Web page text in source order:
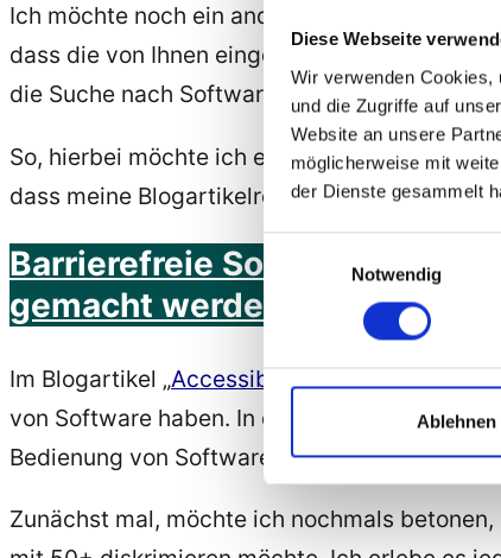
Diese Webseite
Wir verwenden Cookies,
und die Zugriffe auf
Website an unsere
möglicherweise mit
der Dienste gesammelt
Einwilligungsauswahl
Notwendig
Ablehnen
Ich möchte noch ein anderes
ins
dass die von Ihnen eingesetzte Software
die Suche nach Software-Unternehmen die
So, hierbei möchte ich es belassen. Ich
dass meine Blogartikelreihe dazu beiträgt,
Barrierefreie Software-
gemacht werden?
Im Blogartikel „Accessibility – Barrierefreie
von Software haben. In diesem Blogartikel
Bedienung von Software haben.
Zunächst mal, möchte ich nochmals